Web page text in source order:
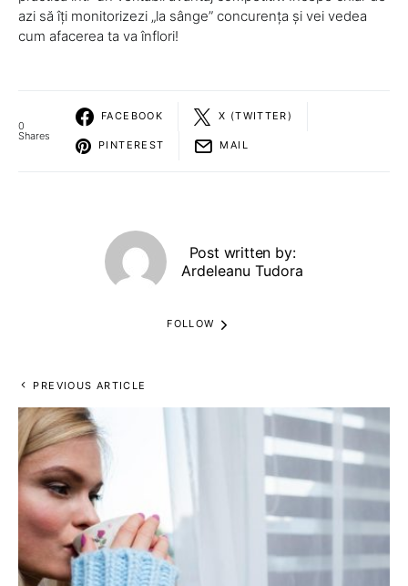
azi să îți monitorizezi „la sânge” concurența și vei vedea
cum afacerea ta va înflori!
0
Shares
FACEBOOK X (TWITTER)
PINTEREST MAIL
Post written by:
Ardeleanu Tudora
FOLLOW
PREVIOUS ARTICLE